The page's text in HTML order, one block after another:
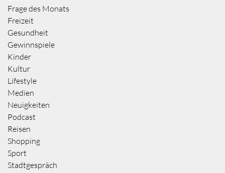
Frage des Monats
Freizeit
Gesundheit
Gewinnspiele
Kinder
Kultur
Lifestyle
Medien
Neuigkeiten
Podcast
Reisen
Shopping
Sport
Stadtgespräch